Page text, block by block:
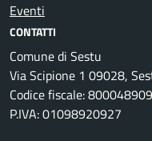
Eventi
CONTATTI
Comune di Sestu
Via Scipione 1 09028,
Codice fiscale:
P.IVA: 01098920927